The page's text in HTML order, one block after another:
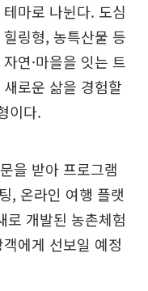
마로 나뉜다. 도심
링형, 농특산물 등
연·마을을 잇는 트
로운 삶을 경험할
이다.
을 받아 프로그램
, 온라인 여행 플랫
로 개발된 농촌체험
에게 선보일 예정